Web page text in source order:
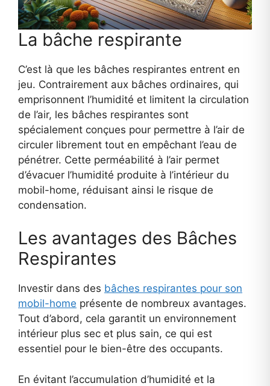
La bâche respirante
C’est là que les bâches respirantes entrent en
jeu. Contrairement aux bâches ordinaires, qui
emprisonnent l’humidité et limitent la circulation
de l’air, les bâches respirantes sont
spécialement conçues pour permettre à l’air de
circuler librement tout en empêchant l’eau de
pénétrer. Cette perméabilité à l’air permet
d’évacuer l’humidité produite à l’intérieur du
mobil-home, réduisant ainsi le risque de
condensation.
Les avantages des Bâches
Respirantes
Investir dans des bâches respirantes pour son
mobil-home présente de nombreux avantages.
Tout d’abord, cela garantit un environnement
intérieur plus sec et plus sain, ce qui est
essentiel pour le bien-être des occupants.
En évitant l’accumulation d’humidité et la